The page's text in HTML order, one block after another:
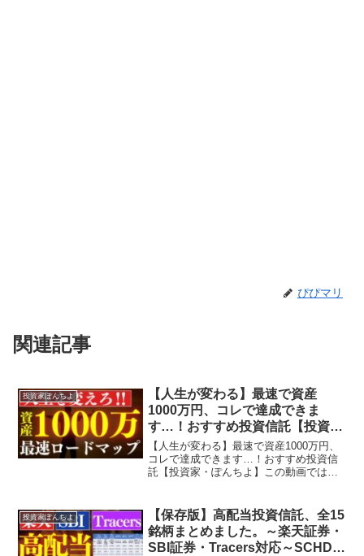
ぴぴマリ
関連記事
投資家ぽんちよ
【人生が変わる】最速で資産
1000万円、コレで達成できま
す…！おすすめ投資信託【投資
家・ぽんちよ】
【人生が変わる】最速で資産1000万円、
コレで達成できます…！おすすめ投資信
託【投資家・ぽんちよ】この動画では
資信託』を学べます！【投資家ぽんち
よ】とは…経済的自由・...
投資家ぽんちよ
【保存版】高配当投資信託、全15
銘柄まとめました。～楽天証券・
SBI証券・Tracers対応～SCHD・